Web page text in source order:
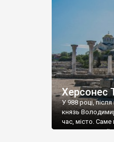
візантійської
культурної
Офіційно – на
влада в
Херсонес
У 988 році,
князь
час, місто.
диктувати свої